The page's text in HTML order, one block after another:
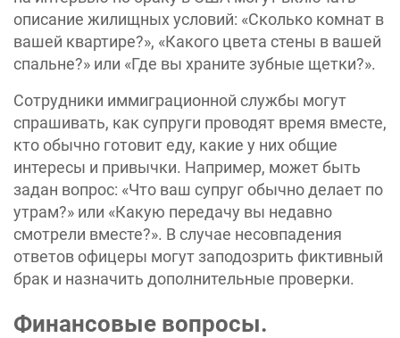
описание жилищных условий: «Сколько комнат в
вашей квартире?», «Какого цвета стены в вашей
спальне?» или «Где вы храните зубные щетки?».
Сотрудники иммиграционной службы могут
спрашивать, как супруги проводят время вместе,
кто обычно готовит еду, какие у них общие
интересы и привычки. Например, может быть
задан вопрос: «Что ваш супруг обычно делает по
утрам?» или «Какую передачу вы недавно
смотрели вместе?». В случае несовпадения
ответов офицеры могут заподозрить фиктивный
брак и назначить дополнительные проверки.
Финансовые вопросы.